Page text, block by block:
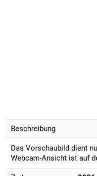
Beschreibung
Das Vorschaubild dient
Webcam-Ansicht ist auf